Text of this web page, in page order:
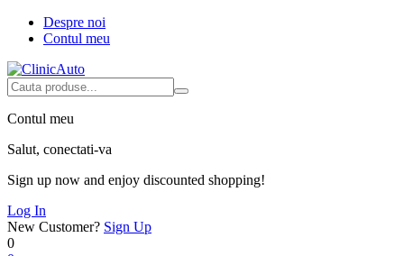
Despre noi
Contul meu
Contul meu
Salut, conectati-va
Sign up now and enjoy discounted shopping!
Log In
New Customer? Sign Up
0